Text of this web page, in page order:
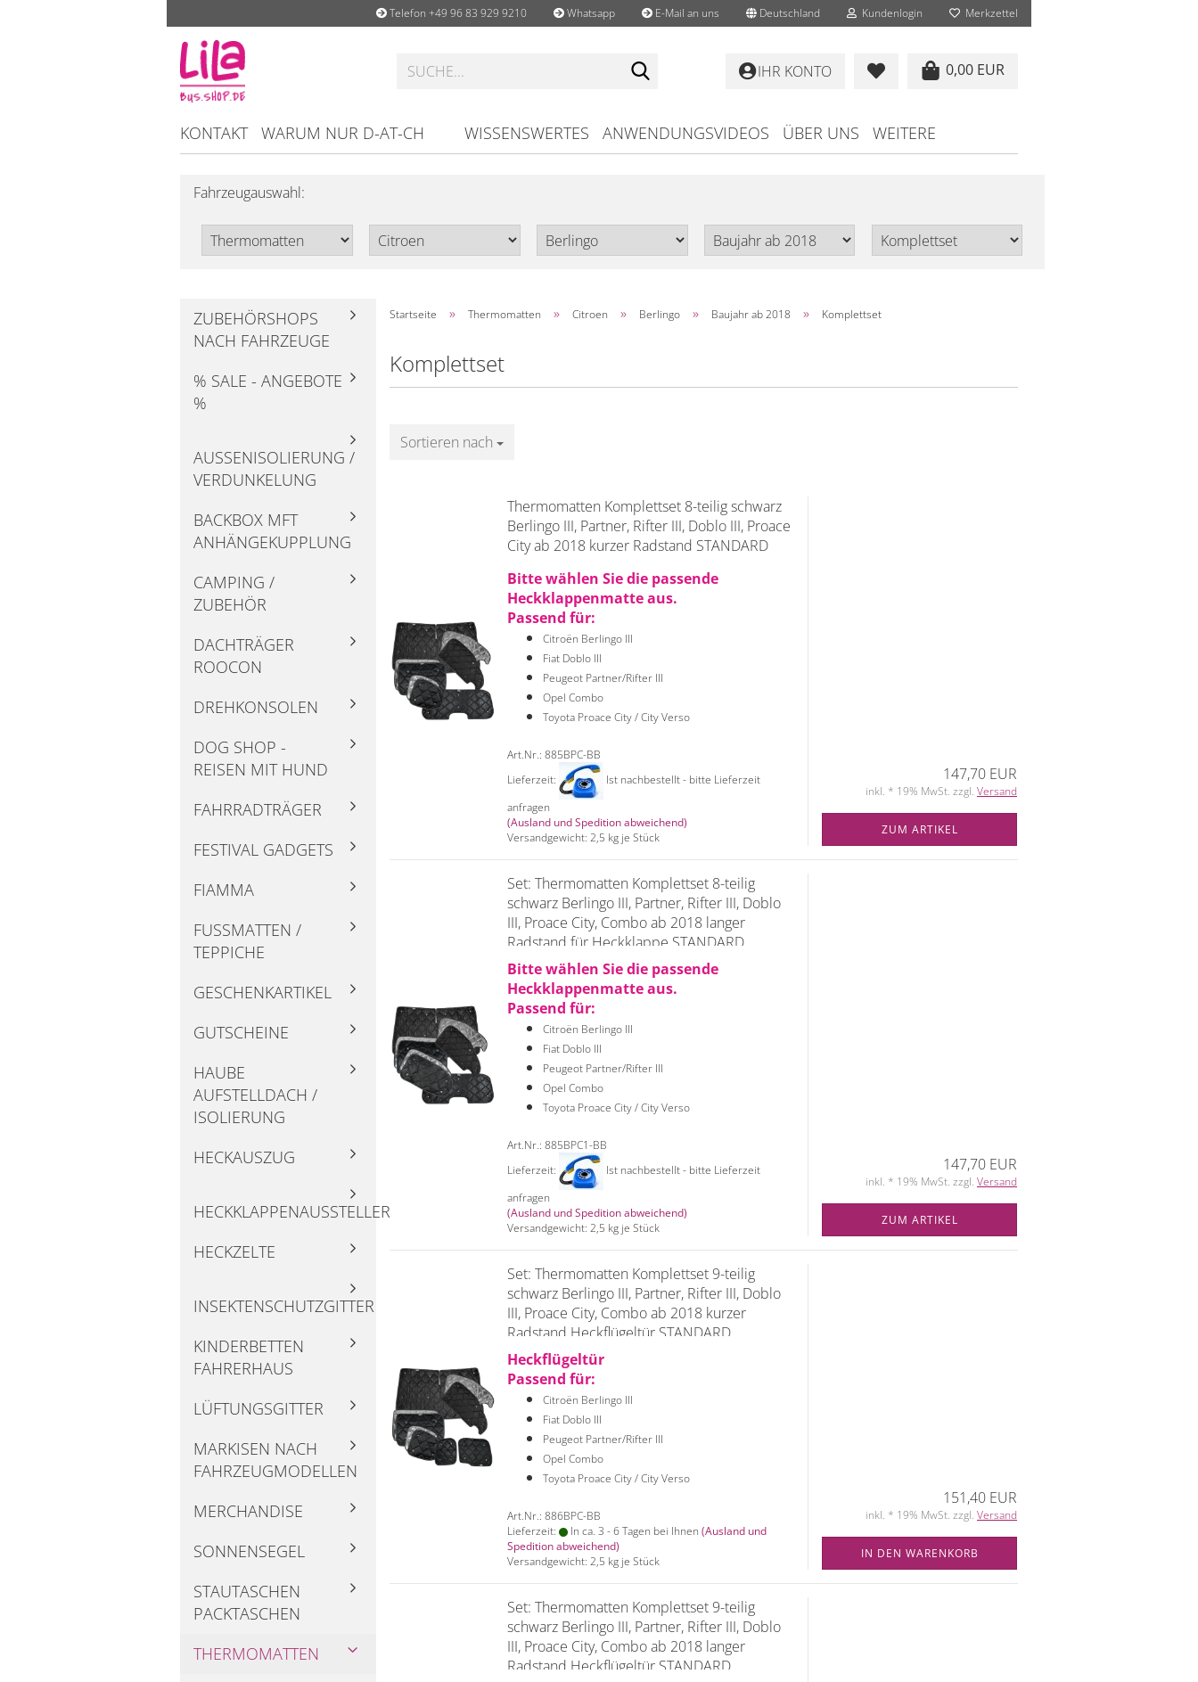
Telefon +49 96 83 929 9210 Whatsapp E-Mail an uns Deutschland Kundenlogin Merkzettel
0,00 EUR
IHR KONTO
KONTAKT WARUM NUR D-AT-CH WISSENSWERTES ANWENDUNGSVIDEOS ÜBER UNS WEITERE
Fahrzeugauswahl:
Startseite » Thermomatten » Citroen » Berlingo » Baujahr ab 2018 » Komplettset
Komplettset
Sortieren nach
Sortieren nach
Thermomatten Komplettset 8-teilig schwarz
Berlingo III, Partner, Rifter III, Doblo III, Proace
City ab 2018 kurzer Radstand STANDARD
Bitte wählen Sie die passende
Heckklappenmatte aus.
Passend für:
Citroën Berlingo III
Fiat Doblo III
Peugeot Partner/Rifter III
Opel Combo
Toyota Proace City / City Verso
Art.Nr.: 885BPC-BB
Lieferzeit:
Ist nachbestellt - bitte Lieferzeit
anfragen
(Ausland und Spedition abweichend)
Versandgewicht: 2,5 kg je Stück
147,70 EUR
inkl. * 19% MwSt. zzgl. Versand
ZUM ARTIKEL
Set: Thermomatten Komplettset 8-teilig
schwarz Berlingo III, Partner, Rifter III, Doblo
III, Proace City, Combo ab 2018 langer
Radstand für Heckklappe STANDARD
Bitte wählen Sie die passende
Heckklappenmatte aus.
Passend für:
Citroën Berlingo III
Fiat Doblo III
Peugeot Partner/Rifter III
Opel Combo
Toyota Proace City / City Verso
Art.Nr.: 885BPC1-BB
Lieferzeit:
Ist nachbestellt - bitte Lieferzeit
anfragen
(Ausland und Spedition abweichend)
Versandgewicht: 2,5 kg je Stück
147,70 EUR
inkl. * 19% MwSt. zzgl. Versand
ZUM ARTIKEL
Set: Thermomatten Komplettset 9-teilig
schwarz Berlingo III, Partner, Rifter III, Doblo
III, Proace City, Combo ab 2018 kurzer
Radstand Heckflügeltür STANDARD
Heckflügeltür
Passend für:
Citroën Berlingo III
Fiat Doblo III
Peugeot Partner/Rifter III
Opel Combo
Toyota Proace City / City Verso
Art.Nr.: 886BPC-BB
Lieferzeit:
In ca. 3 - 6 Tagen bei Ihnen (Ausland und
Spedition abweichend)
Versandgewicht: 2,5 kg je Stück
151,40 EUR
inkl. * 19% MwSt. zzgl. Versand
IN DEN WARENKORB
Set: Thermomatten Komplettset 9-teilig
schwarz Berlingo III, Partner, Rifter III, Doblo
III, Proace City, Combo ab 2018 langer
Radstand Heckflügeltür STANDARD
ZUBEHÖRSHOPS
NACH FAHRZEUGE
% SALE - ANGEBOTE
%
AUSSENISOLIERUNG / V
ERDUNKELUNG
BACKBOX MFT
ANHÄNGEKUPPLUNG
CAMPING /
ZUBEHÖR
DACHTRÄGER
ROOCON
DREHKONSOLEN
DOG SHOP -
REISEN MIT HUND
FAHRRADTRÄGER
FESTIVAL GADGETS
FIAMMA
FUSSMATTEN / T
EPPICHE
GESCHENKARTIKEL
GUTSCHEINE
HAUBE
AUFSTELLDACH /
ISOLIERUNG
HECKAUSZUG
HECKKLAPPENAUSSTELLER
HECKZELTE
INSEKTENSCHUTZGITTER
KINDERBETTEN
FAHRERHAUS
LÜFTUNGSGITTER
MARKISEN NACH
FAHRZEUGMODELLEN
MERCHANDISE
SONNENSEGEL
STAUTASCHEN
PACKTASCHEN
THERMOMATTEN